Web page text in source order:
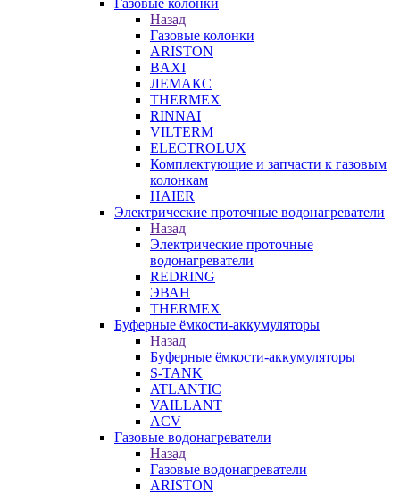
Газовые колонки
Назад
Газовые колонки
ARISTON
BAXI
ЛЕМАКС
THERMEX
RINNAI
VILTERM
ELECTROLUX
Комплектующие и запчасти к газовым
колонкам
HAIER
Электрические проточные водонагреватели
Назад
Электрические проточные
водонагреватели
REDRING
ЭВАН
THERMEX
Буферные ёмкости-аккумуляторы
Назад
Буферные ёмкости-аккумуляторы
S-TANK
ATLANTIC
VAILLANT
ACV
Газовые водонагреватели
Назад
Газовые водонагреватели
ARISTON